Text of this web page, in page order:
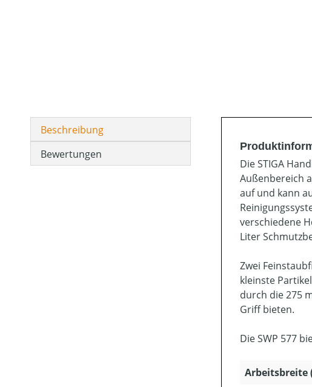
Beschreibung
Bewertungen
Die STIGA
Außenbereich
auf und kann
verschiedene
Liter
Zwei
kleinste
durch die 275
Griff bieten.
Die SWP 577
Arbeitsbreite